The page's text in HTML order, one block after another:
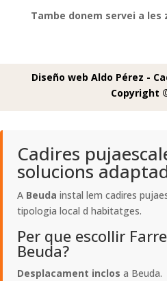
Tambe donem servei a les
Diseño web Aldo Pérez -
Copyright
Cadires
solucions
A Beuda instal lem cadires
tipologia local d habitatges.
Per que escollir
Beuda?
Desplacament inclos a Beuda.